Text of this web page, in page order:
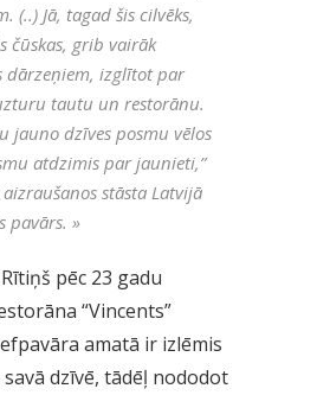
(..) Jā, tagad šis cilvēks,
čūskas, grib vairāk
dārzeņiem, izglītot par
tautu un restorānu.
jauno dzīves posmu vēlos
atdzimis par jaunieti,”
stāsta Latvijā
pavārs. »
pēc 23 gadu
“Vincents”
amatā ir izlēmis
dzīvē, tādēļ nododot